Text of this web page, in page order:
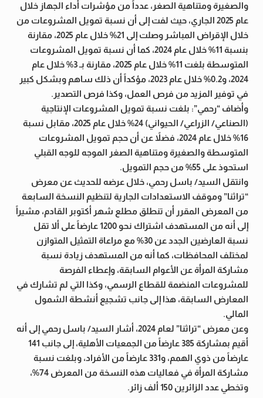
والصغيرة ومتناهية الصغر، عدداً من مؤشرات أداء الجهاز خلال
عام 2025 الجاري، حيث لفت إلى أن نسبة تمويل المشروعات من
خلال الإقراض المباشر وصلت إلى 21% خلال عام 2025، مقارنة
بنسبة 11% خلال عام 2024، كما أن نسبة تمويل المشروعات
المتوسطة بلغت 11% خلال عام 2025، مقارنة بـ 3% خلال عام
2024، و0.2% خلال عام 2023، مؤكداً أن ذلك ساهم وبشكل كبير
في توفير المزيد من فرص العمل، وكذا فرص التصدير.
وأضاف “رحمي”: بلغت نسبة تمويل المشروعات الإنتاجية
(الصناعي/ الزراعي/ الحيواني) 24% خلال عام 2025، مقابل نسبة
16% خلال عام 2024، فضلاً عن أن حجم تمويل المشروعات
المتوسطة والصغيرة ومتناهية الصغر الموجه للوجه القبلي
استحوذ على 55% من حجم التمويل.
وانتقل السيد/ باسل رحمي، خلال عرضه للحديث عن معرض
“تراثنا” وموقف الاستعدادات الجارية لتنظيم النسخة السابعة
من المعرض المقرر أن تنطلق مطلع شهر أكتوبر القادم، مشيراً
إلى أنه من المستهدف اشتراك نحو 1200 عارضاً على ألا تقل
نسبة العارضين الجدد عن 30% مع مراعاة التمثيل المتوازن
لمختلف المحافظات، كما أنه من المستهدف زيادة نسبة
مشاركة المرأة عن الأعوام السابقة، وإعطاء الفرصة
للمشروعات المنضمة للقطاع الرسمي، وكذا التي لم تشارك في
المعارض السابقة، هذا إلى جانب تشجيع أنشطة الشمول
المالي.
وعن معرض “تراثنا” لعام 2024، أشار السيد/ باسل رحمي إلى أنه
أقيم بمشاركة 385 عارضاً من الجمعيات الأهلية، إلى جانب 141
عارضاً من ذوي الهمم، و331 عارضاً من الأفراد، وبلغت نسبة
مشاركة المرأة في فعاليات هذه النسخة من المعرض 74%،
وتخطي عدد الزائرين 150 ألف زائر.